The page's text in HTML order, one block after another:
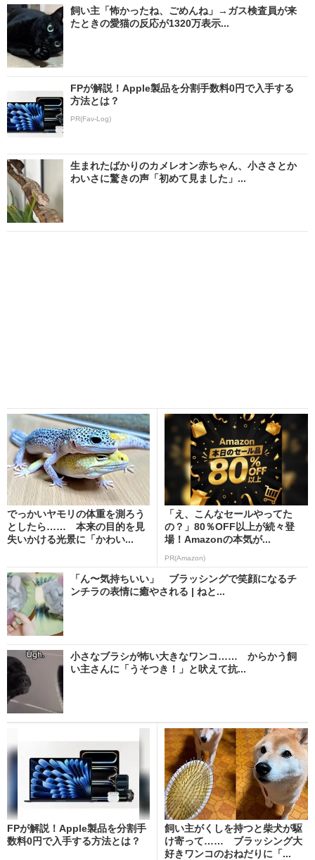
飼い主「怖かったね、ごめんね」→ガス検査員が来
たときの愛猫の反応が1320万表示...
FPが解説！Apple製品を分割手数料0円で入手する
方法とは？
PR(Fav-Log)
生まれたばかりのカメレオン赤ちゃん、小ささとか
わいさに驚きの声「初めて見ました」...
でっかいヤモリの体重を測ろう
としたら…… 本来の目的を見
失いかける光景に「かわい...
「え、こんなセールやってた
の？」80％OFF以上が続々登
場！Amazonの本気が...
PR(Amazon)
「ん〜気持ちいい」 ブラッシングで笑顔になるチ
ンチラの表情に癒やされる | ねと...
小さなブラシが怖い大きなワンコ…… からかう飼
い主さんに「うそつき！」と吠えて抗...
FPが解説！Apple製品を分割手
数料0円で入手する方法とは？
飼い主がくしを持つと柴犬が駆
け寄って…… ブラッシング大
好きワンコのおねだりに「...